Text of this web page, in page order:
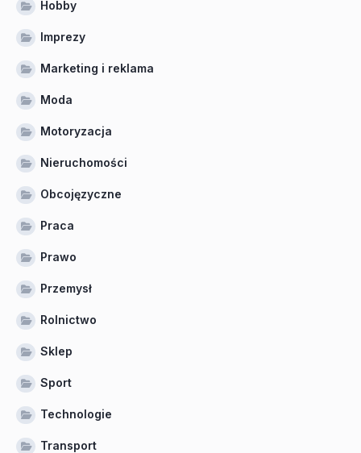
Hobby
Imprezy
Marketing i reklama
Moda
Motoryzacja
Nieruchomości
Obcojęzyczne
Praca
Prawo
Przemysł
Rolnictwo
Sklep
Sport
Technologie
Transport